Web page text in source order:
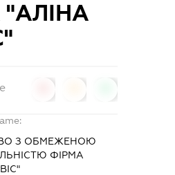
З ОБМЕЖЕНОЮ
ФІРМА